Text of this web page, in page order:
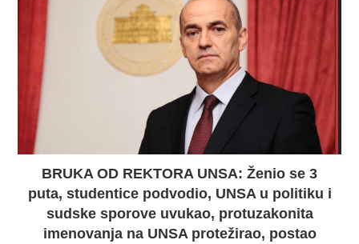
BRUKA OD REKTORA UNSA: Ženio se 3
puta, studentice podvodio, UNSA u politiku i
sudske sporove uvukao, protuzakonita
imenovanja na UNSA protežirao, postao